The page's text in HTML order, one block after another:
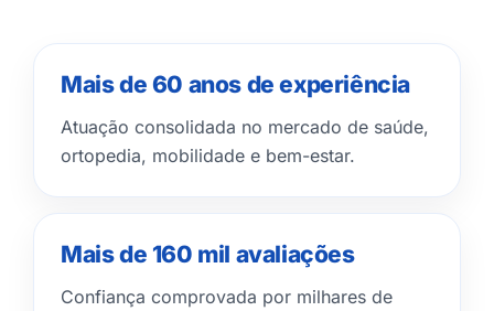
Mais de 60 anos de experiência
Atuação consolidada no mercado de saúde,
ortopedia, mobilidade e bem-estar.
Mais de 160 mil avaliações
Confiança comprovada por milhares de